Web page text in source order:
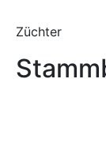
Züchter